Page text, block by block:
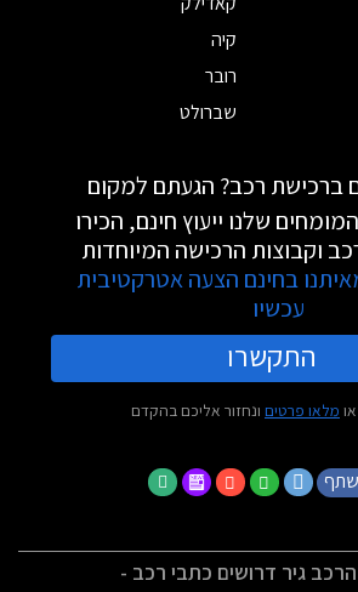
קיה
רובר
שברולט
ברכישת רכב? הגעתם למקום
שלנו ייעוץ חינם, הכירו
וקבוצות הרכישה המיוחדות
בחינם הצעה אטרקטיבית
עכשיו
התקשרו
מלאו פרטים ונחזור אליכם בהקדם
שתף
גיר דרושים כתבי רכב -